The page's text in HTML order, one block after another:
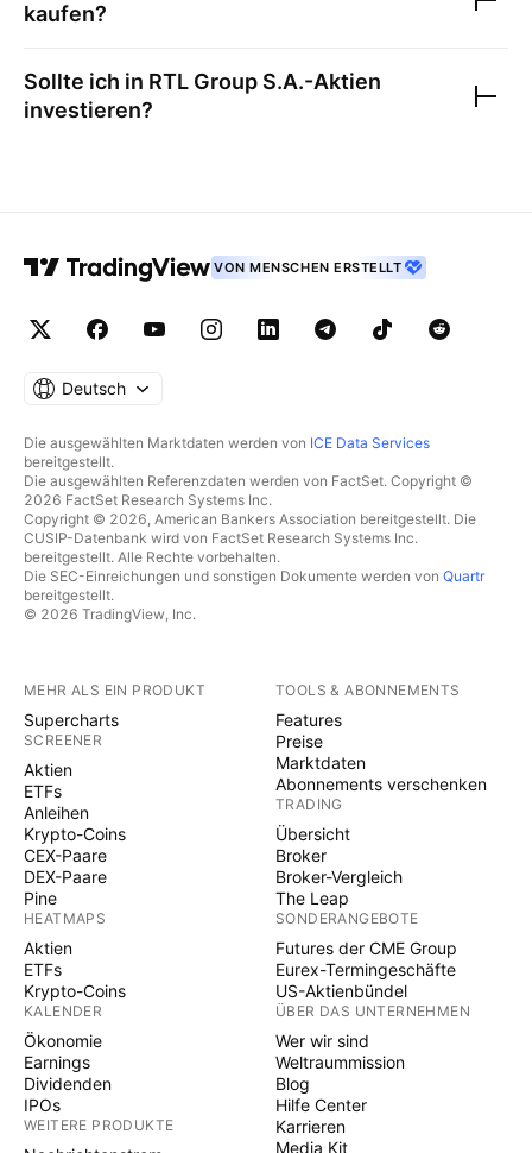
kaufen?
Sollte ich in RTL Group S.A.-Aktien
investieren?
VON MENSCHEN ERSTELLT
Deutsch
Die ausgewählten Marktdaten werden von ICE Data Services
bereitgestellt.
Die ausgewählten Referenzdaten werden von FactSet. Copyright ©
2026 FactSet Research Systems Inc.
Copyright © 2026, American Bankers Association bereitgestellt. Die
CUSIP-Datenbank wird von FactSet Research Systems Inc.
bereitgestellt. Alle Rechte vorbehalten.
Die SEC-Einreichungen und sonstigen Dokumente werden von Quartr
bereitgestellt.
© 2026 TradingView, Inc.
MEHR ALS EIN PRODUKT
Supercharts
SCREENER
Aktien
ETFs
Anleihen
Krypto-Coins
CEX-Paare
DEX-Paare
Pine
HEATMAPS
Aktien
ETFs
Krypto-Coins
KALENDER
Ökonomie
Earnings
Dividenden
IPOs
WEITERE PRODUKTE
TOOLS & ABONNEMENTS
Features
Preise
Marktdaten
Abonnements verschenken
TRADING
Übersicht
Broker
Broker-Vergleich
The Leap
SONDERANGEBOTE
Futures der CME Group
Eurex-Termingeschäfte
US-Aktienbündel
ÜBER DAS UNTERNEHMEN
Wer wir sind
Weltraummission
Blog
Hilfe Center
Karrieren
Media Kit